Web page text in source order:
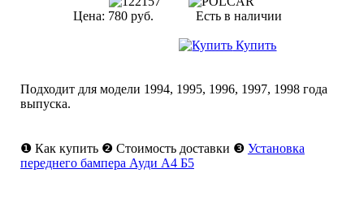
Цена: 780 руб. Есть в наличии
Купить
Подходит для модели 1994, 1995, 1996, 1997, 1998года
выпуска.
❶ Как купить ❷ Стоимость доставки ❸ Установка
переднего бампера Ауди А4 Б5